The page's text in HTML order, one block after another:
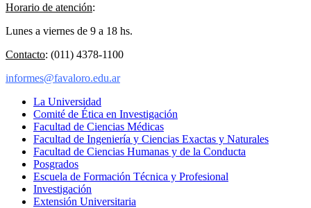
Horario de atención:
Lunes a viernes de 9 a 18 hs.
Contacto: (011) 4378-1100
informes@favaloro.edu.ar
La Universidad
Comité de Ética en Investigación
Facultad de Ciencias Médicas
Facultad de Ingeniería y Ciencias Exactas y Naturales
Facultad de Ciencias Humanas y de la Conducta
Posgrados
Escuela de Formación Técnica y Profesional
Investigación
Extensión Universitaria